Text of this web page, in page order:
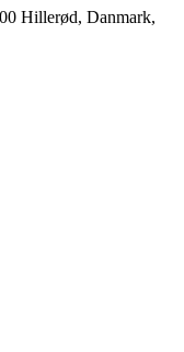
Hillerød, Danmark,